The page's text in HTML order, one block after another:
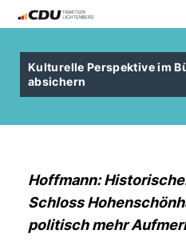
Kulturelle Perspektive im
absichern
Hoffmann:
Schloss
politisch mehr